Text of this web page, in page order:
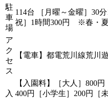
駐
車
場
114台 ［月曜～金曜］30
祝］1時間300円 ※春・夏
ア
ク
セ
ス
【電車】都電荒川線荒川
入
【入園料】［大人］800
400円［小学生］200円［